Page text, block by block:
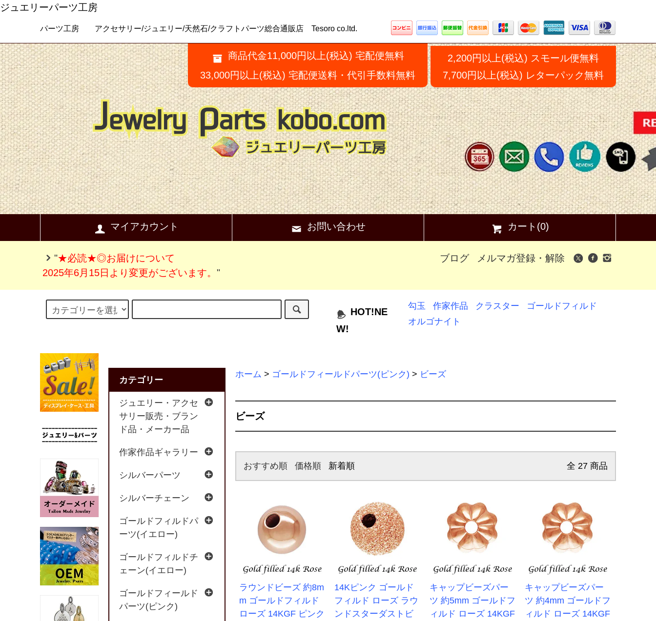
ジュエリーパーツ工房
パーツ工房 アクセサリー/ジュエリー/天然石/クラフトパーツ総合通販店 Tesoro co.ltd.
商品代金11,000円以上(税込) 宅配便無料
33,000円以上(税込) 宅配便送料・代引手数料無料
2,200円以上(税込) スモール便無料
7,700円以上(税込) レターパック無料
マイアカウント お問い合わせ カート(0)
"★必読★◎お届けについて
2025年6月15日より変更がございます。 "
ブログ メルマガ登録・解除
HOT!NE
W!
勾玉 作家作品 クラスター
ゴールドフィルド
オルゴナイト
ホーム > ゴールドフィールドパーツ(ピンク) > ビーズ
ビーズ
おすすめ順 価格順 新着順 全 27 商品
ラウンドビーズ 約8m
m ゴールドフィルド
ローズ 14KGF ピンク
14Kピンク ゴールド
フィルド ローズ ラウ
ンドスターダストビ
キャップビーズパー
ツ 約5mm ゴールドフ
ィルド ローズ 14KGF
キャップビーズパー
ツ 約4mm ゴールドフ
ィルド ローズ 14KGF
カテゴリー
ジュエリー・アクセ
サリー販売・ブラン
ド品・メーカー品
作家作品ギャラリー
シルバーパーツ
シルバーチェーン
ゴールドフィルドパ
ーツ(イエロー)
ゴールドフィルドチ
ェーン(イエロー)
ゴールドフィールド
パーツ(ピンク)